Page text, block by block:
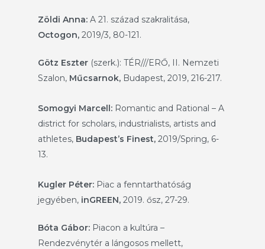
Zöldi Anna: A 21. század szakralitása,
Octogon, 2019/3, 80-121.
Götz Eszter (szerk.): TÉR///ERŐ, II. Nemzeti
Szalon, Műcsarnok, Budapest, 2019, 216-217.
Somogyi Marcell: Romantic and Rational – A
district for scholars, industrialists, artists and
athletes, Budapest’s Finest, 2019/Spring, 6-
13.
Kugler Péter: Piac a fenntarthatóság
jegyében, inGREEN, 2019. ősz, 27-29.
Bóta Gábor: Piacon a kultúra –
Rendezvénytér a lángosos mellett,